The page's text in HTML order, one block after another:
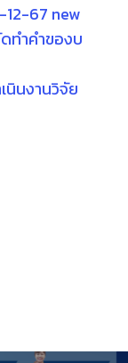
67 new
ทำคำของบ
นินงานวิจัย